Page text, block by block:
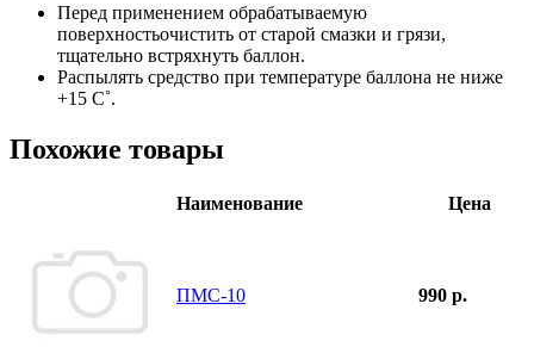
Перед применением обрабатываемую
поверхностьочистить от старой смазки и грязи,
тщательно встряхнуть баллон.
Распылять средство при температуре баллона не ниже
+15 С˚.
Похожие товары
Наименование Цена
ПМС-10 990 р.